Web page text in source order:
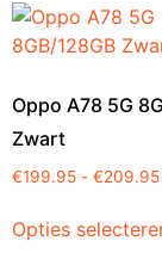
Oppo A78 5G
Zwart
€199.95 - €209.95
Opties